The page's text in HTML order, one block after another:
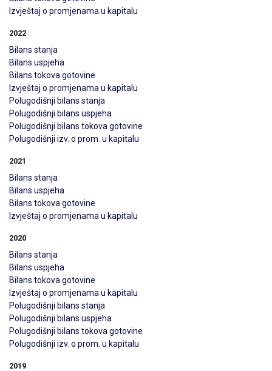
Izvještaj o promjenama u kapitalu
2022
Bilans stanja
Bilans uspjeha
Bilans tokova gotovine
Izvještaj o promjenama u kapitalu
Polugodišnji bilans stanja
Polugodišnji bilans uspjeha
Polugodišnji bilans tokova gotovine
Polugodišnji izv. o prom. u kapitalu
2021
Bilans stanja
Bilans uspjeha
Bilans tokova gotovine
Izvještaj o promjenama u kapitalu
2020
Bilans stanja
Bilans uspjeha
Bilans tokova gotovine
Izvještaj o promjenama u kapitalu
Polugodišnji bilans stanja
Polugodišnji bilans uspjeha
Polugodišnji bilans tokova gotovine
Polugodišnji izv. o prom. u kapitalu
2019